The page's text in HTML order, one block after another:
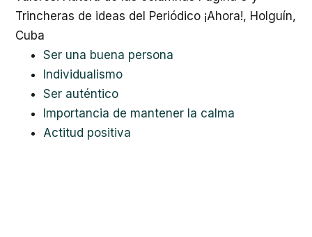
Trincheras de ideas del Periódico ¡Ahora!, Holguín,
Cuba
Ser una buena persona
Individualismo
Ser auténtico
Importancia de mantener la calma
Actitud positiva